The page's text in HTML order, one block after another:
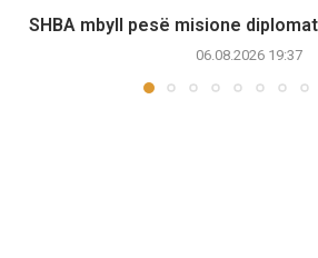
SHBA mbyll pesë misione
06.08.2026 19:37